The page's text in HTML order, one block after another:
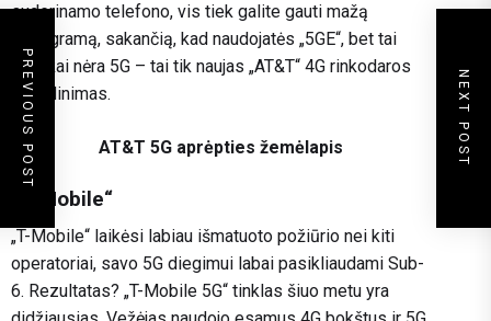
suderinamo telefono, vis tiek galite gauti mažą
piktogramą, sakančią, kad naudojatės „5GE“, bet tai
visiškai nėra 5G – tai tik naujas „AT&T“ 4G rinkodaros
pavadinimas.
AT&T 5G aprėpties žemėlapis
„T-Mobile“
„T-Mobile“ laikėsi labiau išmatuoto požiūrio nei kiti
operatoriai, savo 5G diegimui labai pasikliaudami Sub-
6. Rezultatas? „T-Mobile 5G“ tinklas šiuo metu yra
PREVIOUS POST NEXT POST